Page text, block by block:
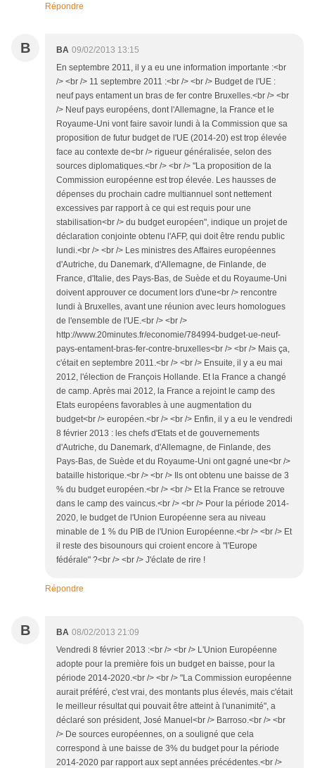
Répondre
B BA 09/02/2013 13:15
En septembre 2011, il y a eu une information importante :<br
/> <br /> 11 septembre 2011 :<br /> <br /> Budget de l'UE :
neuf pays entament un bras de fer contre Bruxelles.<br /> <br
/> Neuf pays européens, dont l'Allemagne, la France et le
Royaume-Uni vont faire savoir lundi à la Commission que sa
proposition de futur budget de l'UE (2014-20) est trop élevée
face au contexte de<br /> rigueur généralisée, selon des
sources diplomatiques.<br /> <br /> "La proposition de la
Commission européenne est trop élevée. Les hausses de
dépenses du prochain cadre multiannuel sont nettement
excessives par rapport à ce qui est requis pour une
stabilisation<br /> du budget européen", indique un projet de
déclaration conjointe obtenu l'AFP, qui doit être rendu public
lundi.<br /> <br /> Les ministres des Affaires européennes
d'Autriche, du Danemark, d'Allemagne, de Finlande, de
France, d'Italie, des Pays-Bas, de Suède et du Royaume-Uni
doivent approuver ce document lors d'une<br /> rencontre
lundi à Bruxelles, avant une réunion avec leurs homologues
de l'ensemble de l'UE.<br /> <br />
http://www.20minutes.fr/economie/784994-budget-ue-neuf-
pays-entament-bras-fer-contre-bruxelles<br /> <br /> Mais ça,
c'était en septembre 2011.<br /> <br /> Ensuite, il y a eu mai
2012, l'élection de François Hollande. Et la France a changé
de camp. Après mai 2012, la France a rejoint le camp des
Etats européens favorables à une augmentation du
budget<br /> européen.<br /> <br /> Enfin, il y a eu le vendredi
8 février 2013 : les chefs d'Etats et de gouvernements
d'Autriche, du Danemark, d'Allemagne, de Finlande, des
Pays-Bas, de Suède et du Royaume-Uni ont gagné une<br />
bataille historique.<br /> <br /> Ils ont obtenu une baisse de 3
% du budget européen.<br /> <br /> Et la France se retrouve
dans le camp des vaincus.<br /> <br /> Pour la période 2014-
2020, le budget de l'Union Européenne sera au niveau
minable de 1 % du PIB de l'Union Européenne.<br /> <br /> Et
il reste des bisounours qui croient encore à "l'Europe
fédérale" ?<br /> <br /> J'éclate de rire !
Répondre
B BA 08/02/2013 21:09
Vendredi 8 février 2013 :<br /> <br /> L'Union Européenne
adopte pour la première fois un budget en baisse, pour la
période 2014-2020.<br /> <br /> "La Commission européenne
aurait préféré, c'est vrai, des montants plus élevés, mais c'était
le meilleur résultat qui pouvait être atteint à l'unanimité", a
déclaré son président, José Manuel<br /> Barroso.<br /> <br
/> De sources européennes, on a souligné que cela
correspond à une baisse de 3% du budget pour la période
2014-2020 par rapport aux sept années précédentes.<br />